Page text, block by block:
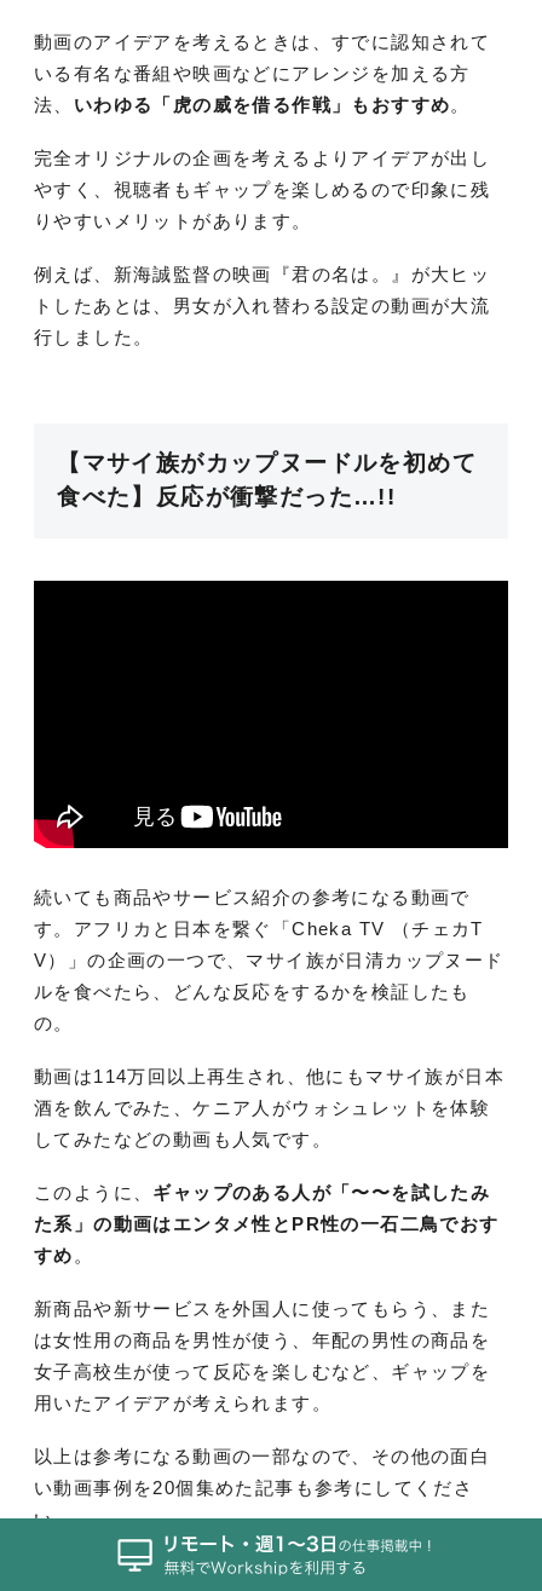
動画のアイデアを考えるときは、すでに認知されて
いる有名な番組や映画などにアレンジを加える方
法、 いわゆる「虎の威を借る作戦」もおすすめ。
完全オリジナルの企画を考えるよりアイデアが出し
やすく、視聴者もギャップを楽しめるので印象に残
りやすいメリットがあります。
例えば、新海誠監督の映画『君の名は。』が大ヒッ
トしたあとは、男女が入れ替わる設定の動画が大流
行しました。
【マサイ族がカップヌードルを初めて
食べた】反応が衝撃だった…!!
続いても商品やサービス紹介の参考になる動画で
す。アフリカと日本を繋ぐ「Cheka TV （チェカT
V）」の企画の一つで、マサイ族が日清カップヌード
ルを食べたら、どんな反応をするかを検証したも
の。
動画は114万回以上再生され、他にもマサイ族が日本
酒を飲んでみた、ケニア人がウォシュレットを体験
してみたなどの動画も人気です。
このように、 ギャップのある人が「〜〜を試したみ
た系」の動画はエンタメ性とPR性の一石二鳥でおす
すめ 。
新商品や新サービスを外国人に使ってもらう、また
は女性用の商品を男性が使う、年配の男性の商品を
女子高校生が使って反応を楽しむなど、ギャップを
用いたアイデアが考えられます。
以上は参考になる動画の一部なので、その他の面白
い動画事例を20個集めた記事も参考にしてくださ
い。
関連記事：面白い動画のビジネス活用事例20選！制